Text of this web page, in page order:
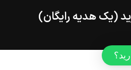
(یک هدیه رایگان)